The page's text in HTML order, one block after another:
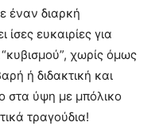
έναν διαρκή
ίσες ευκαιρίες για
χωρίς όμως
ή διδακτική και
στα ύψη με μπόλικο
τραγούδια!